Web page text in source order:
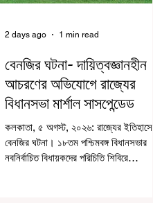
বেনজির ঘটনা- দায়িত্বজ্ঞানহীন
আচরণের অভিযোগে রাজ্যের
বিধানসভা মার্শাল সাসপেন্ডেড
কলকাতা, ৫ অগস্ট, ২০২৬: রাজ্যের ইতিহাসে
বেনজির ঘটনা। ১৮তম পশ্চিমবঙ্গ বিধানসভার
নবনির্বাচিত বিধায়কদের পরিচিতি শিবিরে
2 days ago 1 min read